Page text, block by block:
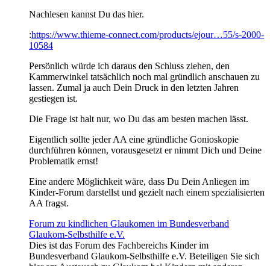
Nachlesen kannst Du das hier.
:https://www.thieme-connect.com/products/ejour…55/s-2000-
10584
Persönlich würde ich daraus den Schluss ziehen, den
Kammerwinkel tatsächlich noch mal gründlich anschauen zu
lassen. Zumal ja auch Dein Druck in den letzten Jahren
gestiegen ist.
Die Frage ist halt nur, wo Du das am besten machen lässt.
Eigentlich sollte jeder AA eine gründliche Gonioskopie
durchführen können, vorausgesetzt er nimmt Dich und Deine
Problematik ernst!
Eine andere Möglichkeit wäre, dass Du Dein Anliegen im
Kinder-Forum darstellst und gezielt nach einem spezialisierten
AA fragst.
Forum zu kindlichen Glaukomen im Bundesverband
Glaukom-Selbsthilfe e.V.
Dies ist das Forum des Fachbereichs Kinder im
Bundesverband Glaukom-Selbsthilfe e.V. Beteiligen Sie sich